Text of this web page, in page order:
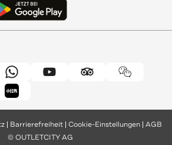
Barrierefreiheit Cookie-Einstellungen AGB
© OUTLETCITY AG